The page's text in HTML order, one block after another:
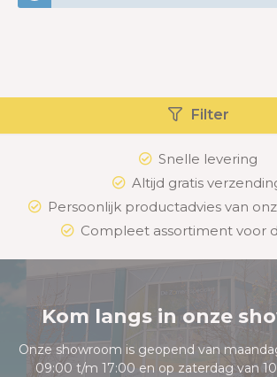
Filter
verrijk je tuin met een 4-persoons buiten
Snelle levering
Altijd gratis
Persoonlijk productadvies van
Compleet assortiment voor
Kom langs in onze
Onze showroom is geopend van
09:00 t/m 17:00 en op zaterdag van